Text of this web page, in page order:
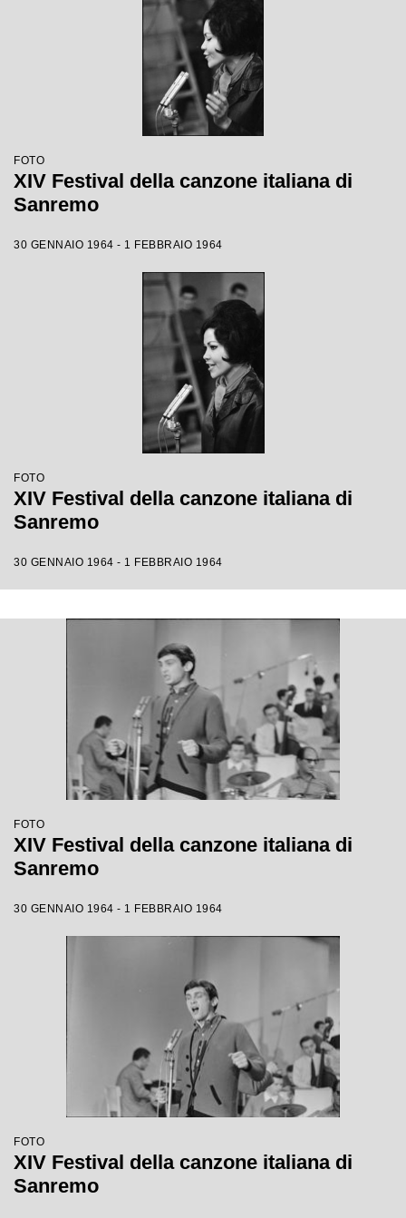
FOTO
XIV Festival della canzone italiana di
Sanremo
30 GENNAIO 1964 - 1 FEBBRAIO 1964
FOTO
XIV Festival della canzone italiana di
Sanremo
30 GENNAIO 1964 - 1 FEBBRAIO 1964
FOTO
XIV Festival della canzone italiana di
Sanremo
30 GENNAIO 1964 - 1 FEBBRAIO 1964
FOTO
XIV Festival della canzone italiana di
Sanremo